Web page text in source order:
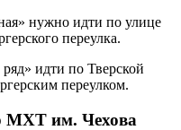
нужно идти по улице
переулка.
идти по Тверской
переулком.
МХТ им. Чехова